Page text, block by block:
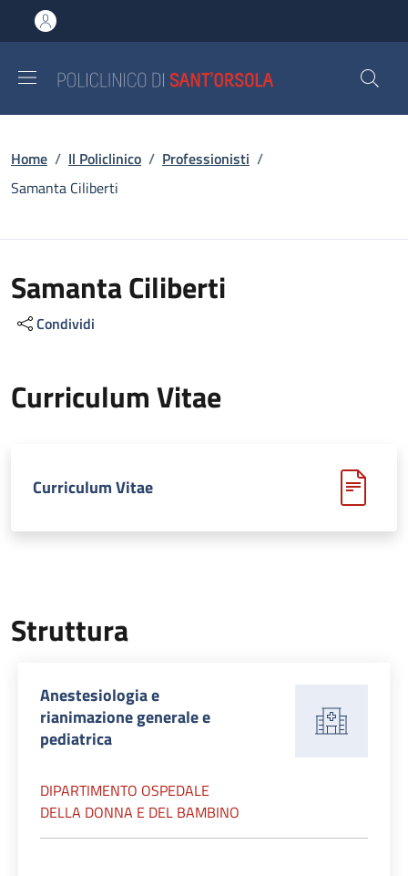
al contenuto principale
to footer content
Briciole di pane
Home / Il Policlinico / Professionisti /
Samanta Ciliberti
Samanta Ciliberti
Condividi
Curriculum Vitae
Curriculum Vitae
Struttura
Anestesiologia e
rianimazione generale e
pediatrica
DIPARTIMENTO OSPEDALE
DELLA DONNA E DEL BAMBINO